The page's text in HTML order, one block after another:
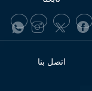
اتصل بنا